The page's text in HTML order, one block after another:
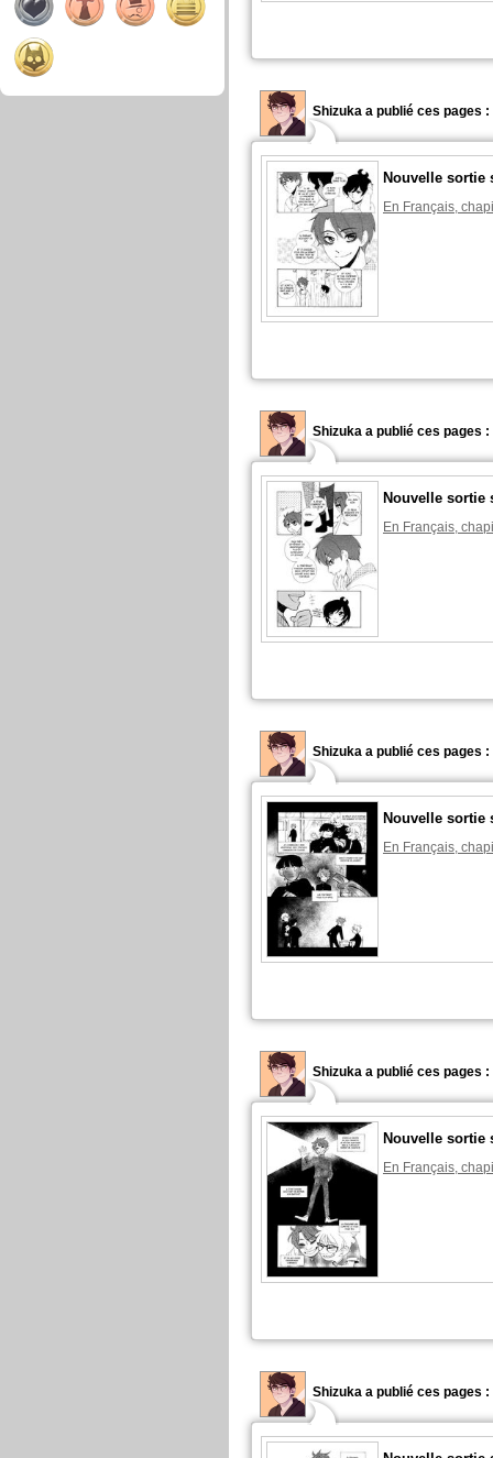
Shizuka a publié ces pages :
Nouvelle sortie
En Français,
Shizuka a publié ces pages :
Nouvelle sortie
En Français,
Shizuka a publié ces pages :
Nouvelle sortie
En Français,
Shizuka a publié ces pages :
Nouvelle sortie
En Français,
Shizuka a publié ces pages :